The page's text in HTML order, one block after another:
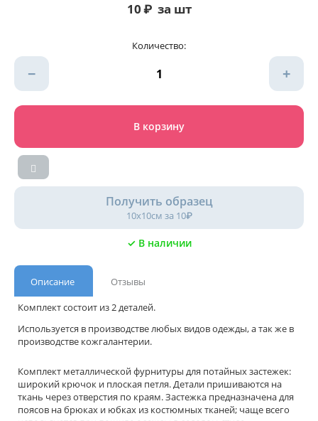
10₽ за шт
Количество:
+
−
В корзину
Получить образец
10х10см за 10₽
✓ В наличии
Описание
Отзывы
Комплект состоит из 2 деталей.
Используется в производстве любых видов одежды, а так же в
производстве кожгалантерии.
Комплект металлической фурнитуры для потайных застежек:
широкий крючок и плоская петля. Детали пришиваются на
ткань через отверстия по краям. Застежка предназначена для
поясов на брюках и юбках из костюмных тканей; чаще всего